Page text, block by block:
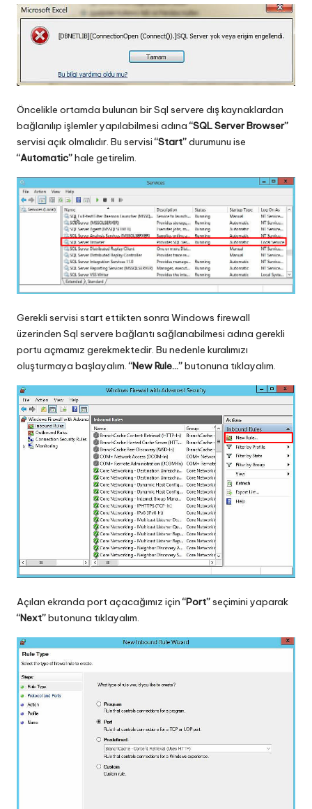
Öncelikle ortamda bulunan bir Sql servere dış kaynaklardan
bağlanılıp işlemler yapılabilmesi adına“SQL Server Browser”
servisi açık olmalıdır. Bu servisi“Start”durumunu ise
“Automatic”hale getirelim.
Gerekli servisi start ettikten sonra Windows firewall
üzerinden Sql servere bağlantı sağlanabilmesi adına gerekli
portu açmamız gerekmektedir. Bu nedenle kuralımızı
oluşturmaya başlayalım.“New Rule…”butonuna tıklayalım.
Açılan ekranda port açacağımız için“Port”seçimini yaparak
“Next”butonuna tıklayalım.